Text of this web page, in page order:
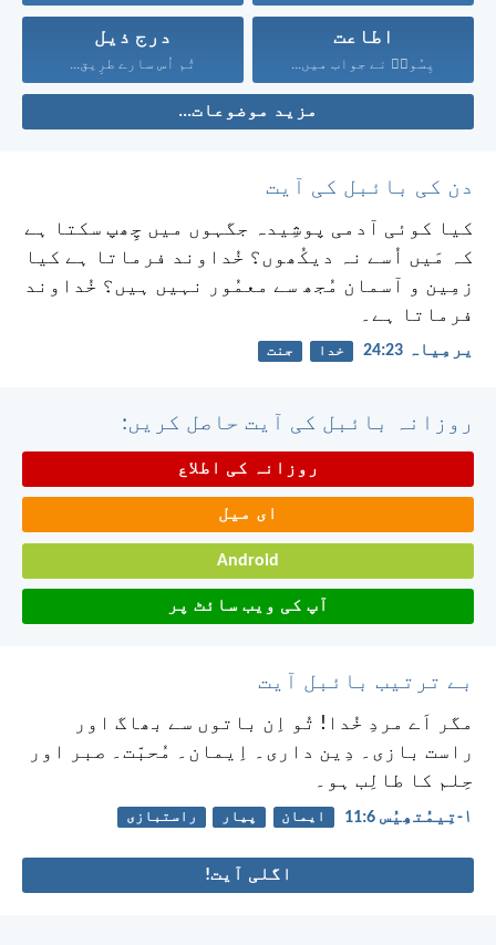
اطاعت
یِسُوعؔ نے جواب میں...
درج ذیل
تُم اُس سارے طرِیق...
مزید موضوعات...
دن کی بائبل کی آیت
کیا کوئی آدمی پوشِیدہ جگہوں میں چِھپ سکتا ہے
کہ مَیں اُسے نہ دیکُھوں؟ خُداوند فرماتا ہے کیا
زمِین و آسمان مُجھ سے معمُور نہیں ہیں؟ خُداوند
فرماتا ہے۔
یرمِیاہ 23:‏24 خدا جنت
روزانہ بائبل کی آیت حاصل کریں:
روزانہ کی اطلاع
ای میل
Android
آپ کی ویب سائٹ پر
بے ترتیب بائبل آیت
مگر اَے مردِ خُدا! تُو اِن باتوں سے بھاگ اور
راست بازی۔ دِین داری۔ اِیمان۔ مُحبّت۔ صبر اور
حِلم کا طالِب ہو۔
۱-تِیمُتھِیُس 6:‏11 ایمان پیار راستبازی
اگلی آیت!